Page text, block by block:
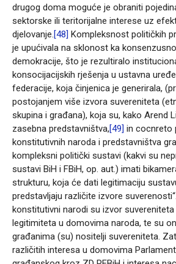
drugog doma moguće je obraniti
sektorske ili teritorijalne interese uz
djelovanje. [48] Kompleksnost političkih
je upućivala na sklonost ka
demokracije, što je rezultiralo
konsocijacijskih rješenja u ustavna
federacije, koja činjenica je generirala,
postojanjem više izvora suvereniteta
skupina i građana), koja su, kako Arend
zasebna predstavništva,[49] in cocnreto
konstitutivnih naroda i predstavništva
kompleksni politički sustavi (kakvi su
sustavi BiH i FBiH, op. aut.) imati
strukturu, koja će dati legitimaciju
predstavljaju različite izvore suverenosti“.
konstitutivni narodi su izvor suvereniteta
legitimiteta u domovima naroda, te su
građanima (su) nositelji suvereniteta.
različitih interesa u domovima